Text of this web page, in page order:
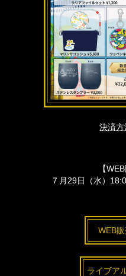
決済方
【
７月29日（水）
WEB
ライブア